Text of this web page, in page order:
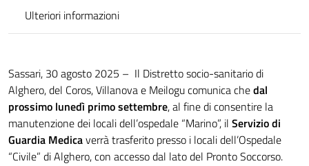
Ulteriori informazioni
Sassari, 30 agosto 2025 – Il Distretto socio-sanitario di
Alghero, del Coros, Villanova e Meilogu comunica chedal
prossimo lunedì primo settembre, al fine di consentire la
manutenzione dei locali dell’ospedale “Marino”, il Servizio di
Guardia Medicaverrà trasferito presso i locali dell’Ospedale
“Civile” di Alghero, con accesso dal lato del Pronto Soccorso.